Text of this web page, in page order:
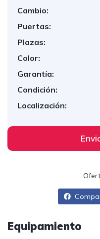
Cambio:
Puertas:
Plazas:
Color:
Garantía:
Condición:
Localización:
Equipamiento